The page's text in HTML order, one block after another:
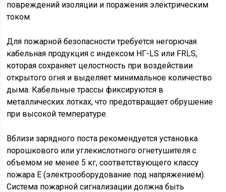
повреждений изоляции и поражения электрическим
током.
Для пожарной безопасности требуется негорючая
кабельная продукция с индексом НГ-LS или FRLS,
которая сохраняет целостность при воздействии
открытого огня и выделяет минимальное количество
дыма. Кабельные трассы фиксируются в
металлических лотках, что предотвращает обрушение
при высокой температуре.
Вблизи зарядного поста рекомендуется установка
порошкового или углекислотного огнетушителя с
объемом не менее 5 кг, соответствующего классу
пожара Е (электрооборудование под напряжением).
Система пожарной сигнализации должна быть